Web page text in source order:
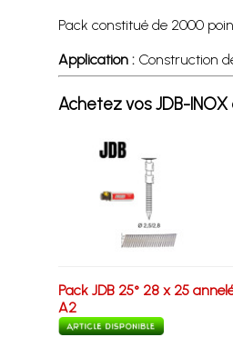
Pack constitué de 2000
Application :Construction
Achetez vos JDB-
Pack JDB 25° 28 x 25
A2